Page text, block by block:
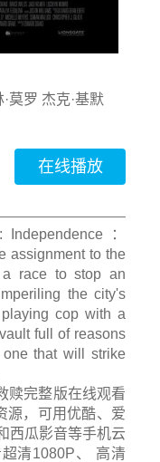
莫罗 杰克·基默
在线播放
：
assignment to the
a race to stop an
the city's
cop with a
full of reasons
that will strike
赎完整版在线观看
源，可用优酷、爱
西瓜影音等手机云
清1080P、 高清